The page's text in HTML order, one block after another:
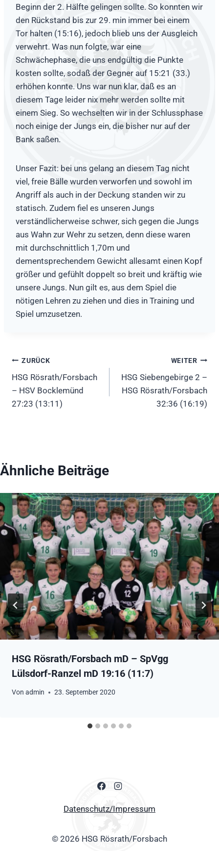
Beginn der 2. Hälfte gelingen sollte. So konnten wir
den Rückstand bis zur 29. min immer bei einem
Tor halten (15:16), jedoch blieb uns der Ausgleich
verwehrt. Was nun folgte, war eine
Schwächephase, die uns endgültig die Punkte
kosten sollte, sodaß der Gegner auf 15:21 (33.)
erhöhen konnte. Uns war nun klar, daß es an
diesem Tage leider nix mehr werden sollte mit
einem Sieg. So wechselten wir in der Schlussphase
noch einige der Jungs ein, die bisher nur auf der
Bank saßen.
Unser Fazit: bei uns gelang an diesem Tag nicht
viel, freie Bälle wurden verworfen und sowohl im
Angriff als auch in der Deckung standen wir zu
statisch. Zudem fiel es unseren Jungs
verständlicherweise schwer, sich gegen die Jungs
aus Wahn zur Wehr zu setzen, denn diese waren
mit durchschnittlich 1,70m und
dementsprechendem Gewicht allesamt einen Kopf
größer und gefühlt doppelt so breit und kräftig wie
unsere Jungs. Nun gilt es, aus dem Spiel die
nötigen Lehren zu ziehen und dies in Training und
Spiel umzusetzen.
Beitragsnavigation
ZURÜCK
HSG Rösrath/Forsbach
– HSV Bocklemünd
27:23 (13:11)
WEITER
HSG Siebengebirge 2 –
HSG Rösrath/Forsbach
32:36 (16:19)
Ähnliche Beiträge
HSG Rösrath/Forsbach mD – SpVgg
Lülsdorf-Ranzel mD 19:16 (11:7)
Von admin 23. September 2020
Datenschutz/Impressum
© 2026 HSG Rösrath/Forsbach